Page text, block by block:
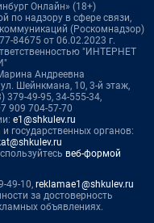
Онлайн» (18+)
по надзору в сфере связи,
(Роскомнадзор)
84675 от 06.02.2023 г.
"ИНТЕРНЕТ
Андреевна
Шейнкмана, 10, 3-й этаж,
379-49-95, 34-555-34,
909 704-57-70
e1@shkulev.ru
государственных органов:
веб-формой
49-10, reklamae1@shkulev.ru
за достоверность
объявлениях.